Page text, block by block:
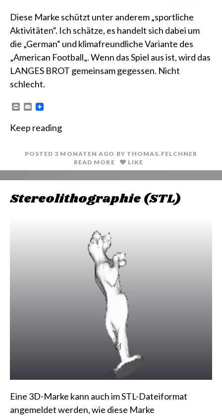
Diese Marke schützt unter anderem „sportliche
Aktivitäten“. Ich schätze, es handelt sich dabei um
die „German“ und klimafreundliche Variante des
„American Football„. Wenn das Spiel aus ist, wird das
LANGES BROT gemeinsam gegessen. Nicht
schlecht.
n
E
i
Keep reading
POSTED 3 MONATEN AGO BY THOMAS.FELCHNER
READ MORE
LIKE
Stereolithographie (STL)
Eine 3D-Marke kann auch im STL-Dateiformat
angemeldet werden, wie diese Marke